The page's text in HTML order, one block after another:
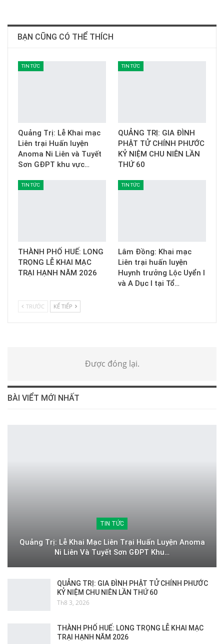
BẠN CŨNG CÓ THỂ THÍCH
TIN TỨC
Quảng Trị: Lễ Khai mạc
Liên trại Huấn luyện
Anoma Ni Liên và Tuyết
Sơn GĐPT khu vực…
TIN TỨC
QUẢNG TRỊ: GIA ĐÌNH
PHẬT TỬ CHÍNH PHƯỚC
KỶ NIỆM CHU NIÊN LẦN
THỨ 60
TIN TỨC
THÀNH PHỐ HUẾ: LONG
TRỌNG LỄ KHAI MẠC
TRẠI HẠNH NĂM 2026
TIN TỨC
Lâm Đồng: Khai mạc
Liên trại huấn luyện
Huynh trưởng Lộc Uyển I
và A Dục I tại Tổ…
TRƯỚC KẾ TIẾP
Được đóng lại.
BÀI VIỂT MỚI NHẤT
TIN TỨC
Quảng Trị: Lễ Khai Mạc Liên Trại Huấn Luyện Anoma
Ni Liên Và Tuyết Sơn GĐPT Khu…
QUẢNG TRỊ: GIA ĐÌNH PHẬT TỬ CHÍNH PHƯỚC
KỶ NIỆM CHU NIÊN LẦN THỨ 60
Th8 3, 2026
THÀNH PHỐ HUẾ: LONG TRỌNG LỄ KHAI MẠC
TRẠI HẠNH NĂM 2026